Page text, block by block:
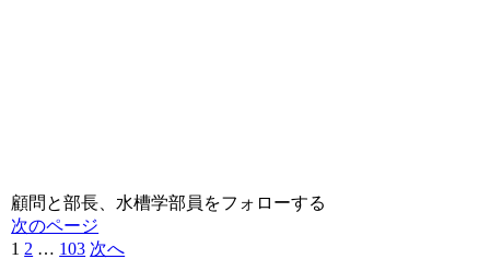
顧問と部長、水槽学部員をフォローする
次のページ
1 2 … 103 次へ